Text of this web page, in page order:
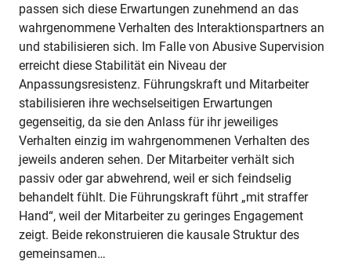
passen sich diese Erwartungen zunehmend an das
wahrgenommene Verhalten des Interaktionspartners an
und stabilisieren sich. Im Falle von Abusive Supervision
erreicht diese Stabilität ein Niveau der
Anpassungsresistenz. Führungskraft und Mitarbeiter
stabilisieren ihre wechselseitigen Erwartungen
gegenseitig, da sie den Anlass für ihr jeweiliges
Verhalten einzig im wahrgenommenen Verhalten des
jeweils anderen sehen. Der Mitarbeiter verhält sich
passiv oder gar abwehrend, weil er sich feindselig
behandelt fühlt. Die Führungskraft führt „mit straffer
Hand“, weil der Mitarbeiter zu geringes Engagement
zeigt. Beide rekonstruieren die kausale Struktur des
gemeinsamen…